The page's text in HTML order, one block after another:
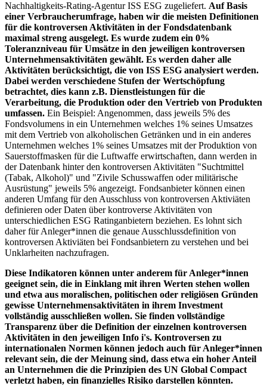
Nachhaltigkeits-Rating-Agentur ISS ESG zugeliefert. Auf Basis
einer Verbraucherumfrage, haben wir die meisten Definitionen
für die kontroversen Aktivitäten in der Fondsdatenbank
maximal streng ausgelegt. Es wurde zudem ein 0%
Toleranzniveau für Umsätze in den jeweiligen kontroversen
Unternehmensaktivitäten gewählt. Es werden daher alle
Aktivitäten berücksichtigt, die von ISS ESG analysiert werden.
Dabei werden verschiedene Stufen der Wertschöpfung
betrachtet, dies kann z.B. Dienstleistungen für die
Verarbeitung, die Produktion oder den Vertrieb von Produkten
umfassen. Ein Beispiel: Angenommen, dass jeweils 5% des
Fondsvolumens in ein Unternehmen welches 1% seines Umsatzes
mit dem Vertrieb von alkoholischen Getränken und in ein anderes
Unternehmen welches 1% seines Umsatzes mit der Produktion von
Sauerstoffmasken für die Luftwaffe erwirtschaften, dann werden in
der Datenbank hinter den kontroversen Aktivitäten "Suchtmittel
(Tabak, Alkohol)" und "Zivile Schusswaffen oder militärische
Ausrüstung" jeweils 5% angezeigt. Fondsanbieter können einen
anderen Umfang für den Ausschluss von kontroversen Aktiviäten
definieren oder Daten über kontroverse Aktivitäten von
unterschiedlichen ESG Ratinganbietern beziehen. Es lohnt sich
daher für Anleger*innen die genaue Ausschlussdefinition von
kontroversen Aktiviäten bei Fondsanbietern zu verstehen und bei
Unklarheiten nachzufragen.
Diese Indikatoren können unter anderem für Anleger*innen
geeignet sein, die in Einklang mit ihren Werten stehen wollen
und etwa aus moralischen, politischen oder religiösen Gründen
gewisse Unternehmensaktivitäten in ihrem Investment
vollständig ausschließen wollen. Sie finden vollständige
Transparenz über die Definition der einzelnen kontroversen
Aktivitäten in den jeweiligen Info i's. Kontroversen zu
internationalen Normen können jedoch auch für Anleger*innen
relevant sein, die der Meinung sind, dass etwa ein hoher Anteil
an Unternehmen die die Prinzipien des UN Global Compact
verletzt haben, ein finanzielles Risiko darstellen könnten.